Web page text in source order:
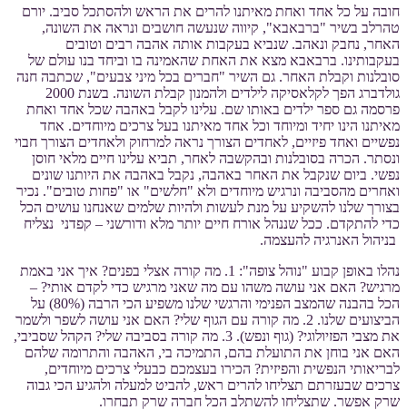
חובה על כל אחד ואחת מאיתנו להרים את הראש ולהסתכל סביב. יורם
טהרלב בשיר "ברבאבא", קיווה שנעשה חושבים ונראה את השונה,
האחר, נחבק ונאהב. שנביא בעקבות אותה אהבה רבים וטובים
בעקבותינו. ברבאבא מצא את האחת שהאמינה בו וביחד בנו עולם של
סובלנות וקבלת האחר. גם השיר "חברים בכל מיני צבעים", שכתבה חנה
גולדברג הפך לקלאסיקה לילדים ולהמנון קבלת השונה. בשנת 2000
פרסמה גם ספר ילדים באותו שם. עלינו לקבל באהבה שכל אחד ואחת
מאיתנו הינו יחיד ומיוחד וכל אחד מאיתנו בעל צרכים מיוחדים. אחד
נפשיים ואחד פיזיים, לאחדים הצורך נראה למרחוק ולאחדים הצורך חבוי
ונסתר. הכרה בסובלנות ובהקשבה לאחר, תביא עלינו חיים מלאי חוסן
נפשי. ביום שנקבל את האחר באהבה, נקבל באהבה את היותנו שונים
ואחרים מהסביבה ונרגיש מיוחדים ולא "חלשים" או "פחות טובים". נכיר
בצורך שלנו להשקיע על מנת לעשות ולהיות שלמים שאנחנו עושים הכל
כדי להתקדם. ככל שננהל אורח חיים יותר מלא ודורשני – קפדני נצליח
בניהול האנרגיה להעצמה.
נהלו באופן קבוע "נוהל צופה": 1. מה קורה אצלי בפנים? איך אני באמת
מרגיש? האם אני עושה משהו עם מה שאני מרגיש כדי לקדם אותי? –
הכל בהבנה שהמצב הפנימי והרגשי שלנו משפיע הכי הרבה (80%) על
הביצועים שלנו. 2. מה קורה עם הגוף שלי? האם אני עושה לשפר ולשמר
את מצבי הפזיולוגי? (גוף ונפש). 3. מה קורה בסביבה שלי? הקהל שסביבי,
האם אני בוחן את התועלת בהם, התמיכה בי, האהבה והתרומה שלהם
לבריאותי הנפשית והפיזית? הכירו בעצמכם כבעלי צרכים מיוחדים,
צרכים שבעזרתם תצליחו להרים ראש, להביט למעלה ולהגיע הכי גבוה
שרק אפשר. שתצליחו להשתלב הכל חברה שרק תבחרו.